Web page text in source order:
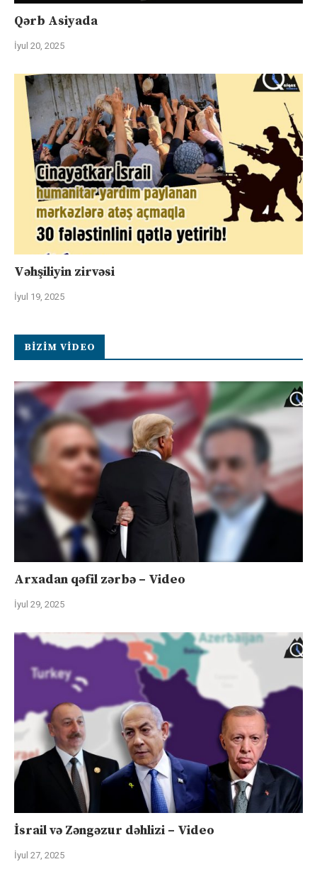
Qərb Asiyada
İyul 20, 2025
Vəhşiliyin zirvəsi
İyul 19, 2025
BIZIM VIDEO
Arxadan qəfil zərbə – Video
İyul 29, 2025
İsrail və Zəngəzur dəhlizi – Video
İyul 27, 2025